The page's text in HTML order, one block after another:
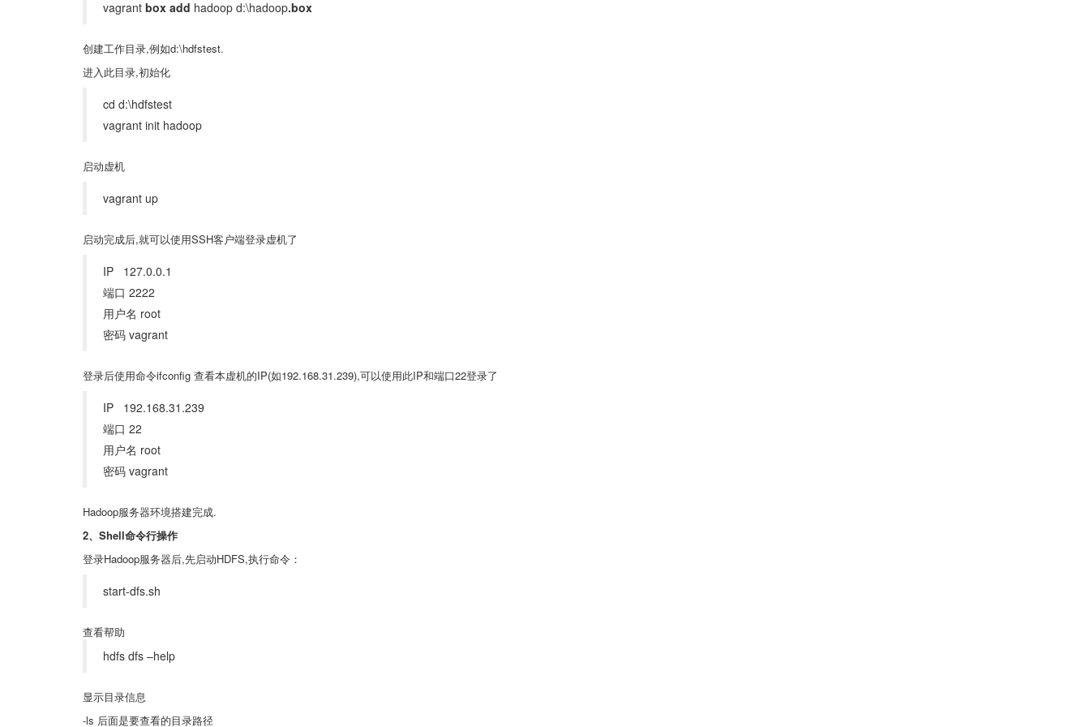
vagrant box add hadoop d:\hadoop.box
创建工作目录,例如d:\hdfstest.
进入此目录,初始化
cd d:\hdfstest
vagrant init hadoop
启动虚机
vagrant up
启动完成后,就可以使用SSH客户端登录虚机了
IP 127.0.0.1
端口 2222
用户名 root
密码 vagrant
登录后使用命令ifconfig 查看本虚机的IP(如192.168.31.239),可以使用此IP和端口22登录了
IP 192.168.31.239
端口 22
用户名 root
密码 vagrant
Hadoop服务器环境搭建完成.
2、Shell命令行操作
登录Hadoop服务器后,先启动HDFS,执行命令：
start-dfs.sh
查看帮助
hdfs dfs –help
显示目录信息
-ls 后面是要查看的目录路径